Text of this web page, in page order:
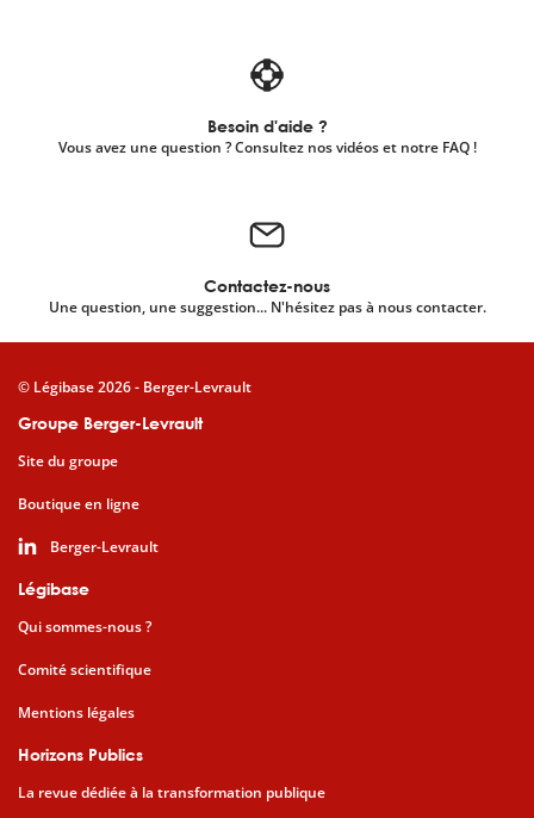
Besoin d'aide ?
Vous avez une question ? Consultez nos vidéos et notre FAQ !
Contactez-nous
Une question, une suggestion... N'hésitez pas à nous contacter.
Groupe Berger-Levrault
Site du groupe
Boutique en ligne
Berger-Levrault
Légibase
Qui sommes-nous ?
Comité scientifique
Mentions légales
Horizons Publics
La revue dédiée à la transformation publique
© Légibase 2026 - Berger-Levrault